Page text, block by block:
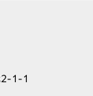
2-1-1